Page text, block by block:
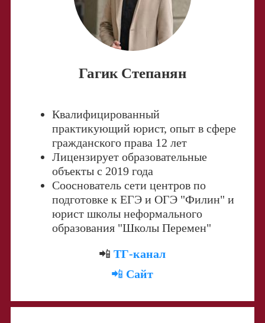
Гагик Степанян
Квалифицированный
практикующий юрист, опыт в сфере
гражданского права 12 лет
Лицензирует образовательные
объекты с 2019 года
Сооснователь сети центров по
подготовке к ЕГЭ и ОГЭ "Филин" и
юрист школы неформального
образования "Школы Перемен"
📲ТГ-канал
📲 Сайт